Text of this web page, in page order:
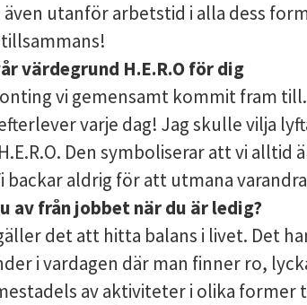
utanför arbetstid i alla dess
värdegrund H.E.R.O för dig
vi gemensamt kommit fram
varje dag! Jag skulle vilja
Den symboliserar att vi alltid
backar aldrig för att utmana
av från jobbet när du är ledig?
det att hitta balans i livet. Det
i vardagen där man finner ro,
av aktiviteter i olika former